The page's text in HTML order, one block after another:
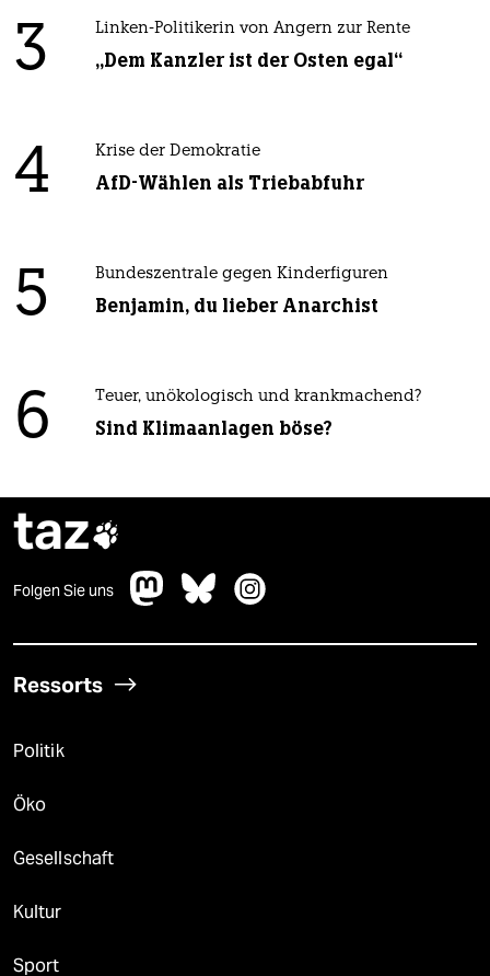
3 Linken-Politikerin von Angern zur Rente
„Dem Kanzler ist der Osten egal“
4 Krise der Demokratie
AfD-Wählen als Triebabfuhr
5 Bundeszentrale gegen Kinderfiguren
Benjamin, du lieber Anarchist
6 Teuer, unökologisch und krankmachend?
Sind Klimaanlagen böse?
taz
Folgen Sie uns
Ressorts
Politik
Öko
Gesellschaft
Kultur
Sport